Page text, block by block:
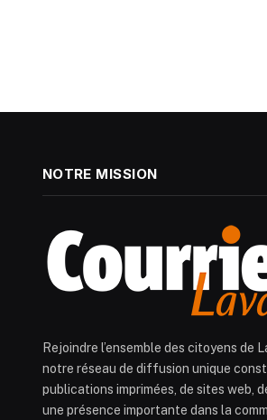
NOTRE MISSION
Rejoindre l’ensemble des citoyens de
notre réseau de diffusion unique
publications imprimées, de sites web,
une présence importante dans la